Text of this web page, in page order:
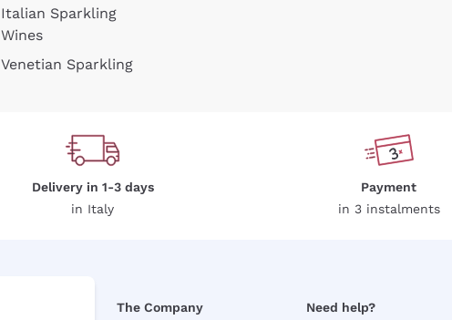
Italian Sparkling
Wines
Venetian Sparkling
Delivery in 1-3 days
in Italy
Payment
in 3 instalments
The Company Need help?